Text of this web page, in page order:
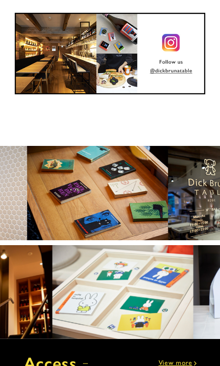
View more